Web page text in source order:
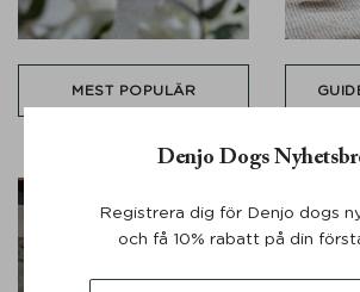
MEST POPULÄR
Runda
Denjo Dogs
Registrera dig för Denjo dogs
och få 10% rabatt på din